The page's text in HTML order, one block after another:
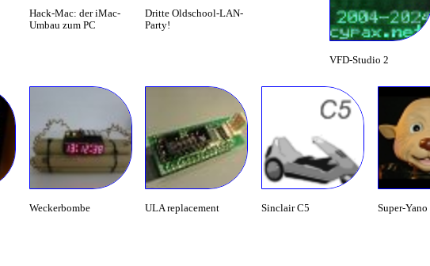
Hack-Mac: der iMac-
Umbau zum PC
Dritte Oldschool-LAN-
Party!
VFD-Studio 2
Weckerbombe ULA replacement Sinclair C5 Super-Yano